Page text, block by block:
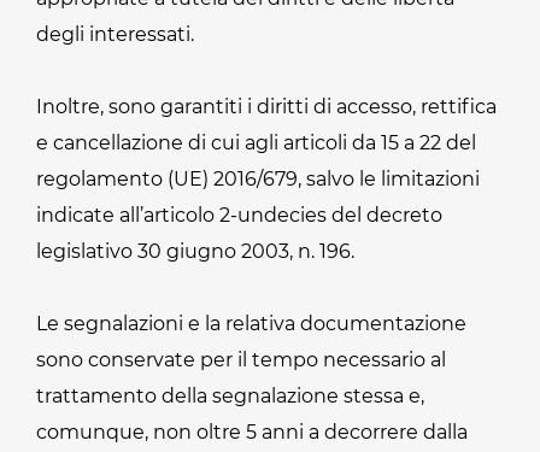
degli interessati.
Inoltre, sono garantiti i diritti di accesso, rettifica
e cancellazione di cui agli articoli da 15 a 22 del
regolamento (UE) 2016/679, salvo le limitazioni
indicate all’articolo 2-undecies del decreto
legislativo 30 giugno 2003, n. 196.
Le segnalazioni e la relativa documentazione
sono conservate per il tempo necessario al
trattamento della segnalazione stessa e,
comunque, non oltre 5 anni a decorrere dalla